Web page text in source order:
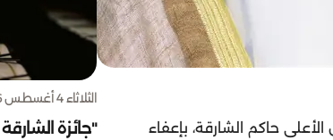
حاكم الشارقة، بإعفاء
الثلاثاء 4 أغسطس 2026
"جائزة